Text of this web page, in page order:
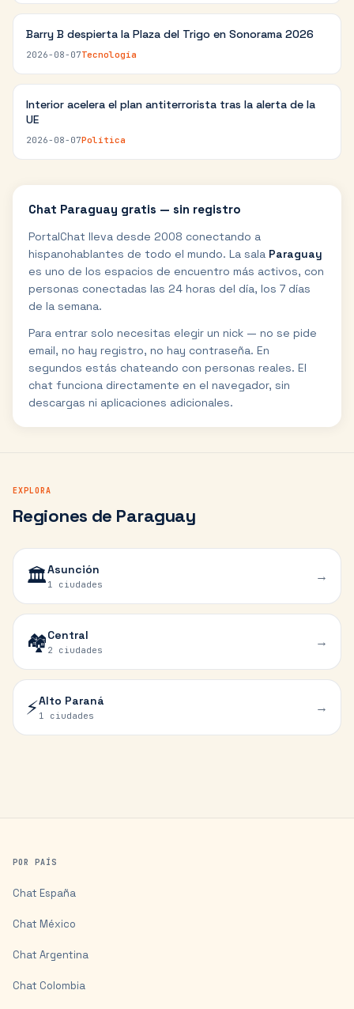
Barry B despierta la Plaza del Trigo en Sonorama 2026
2026-08-07Tecnología
Interior acelera el plan antiterrorista tras la alerta de la
UE
2026-08-07Política
Chat Paraguay gratis — sin registro
PortalChat lleva desde 2008 conectando a
hispanohablantes de todo el mundo. La sala Paraguay
es uno de los espacios de encuentro más activos, con
personas conectadas las 24 horas del día, los 7 días
de la semana.
Para entrar solo necesitas elegir un nick — no se pide
email, no hay registro, no hay contraseña. En
segundos estás chateando con personas reales. El
chat funciona directamente en el navegador, sin
descargas ni aplicaciones adicionales.
EXPLORA
Regiones de Paraguay
🏛️Asunción
1 ciudades
→
🏘️Central
2 ciudades
→
⚡Alto Paraná
1 ciudades
→
POR PAÍS
Chat España
Chat México
Chat Argentina
Chat Colombia